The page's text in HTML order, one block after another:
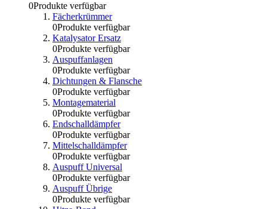
0Produkte verfügbar
Fächerkrümmer
0Produkte verfügbar
Katalysator Ersatz
0Produkte verfügbar
Auspuffanlagen
0Produkte verfügbar
Dichtungen & Flansche
0Produkte verfügbar
Montagematerial
0Produkte verfügbar
Endschalldämpfer
0Produkte verfügbar
Mittelschalldämpfer
0Produkte verfügbar
Auspuff Universal
0Produkte verfügbar
Auspuff Übrige
0Produkte verfügbar